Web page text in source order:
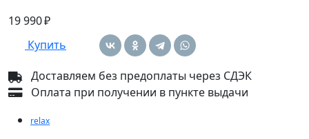
19 990 ₽
Купить
Доставляем без предоплаты через СДЭК
Оплата при получении в пункте выдачи
relax